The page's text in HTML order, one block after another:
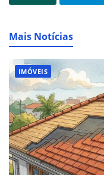
Mais Notícias
IMÓVEIS